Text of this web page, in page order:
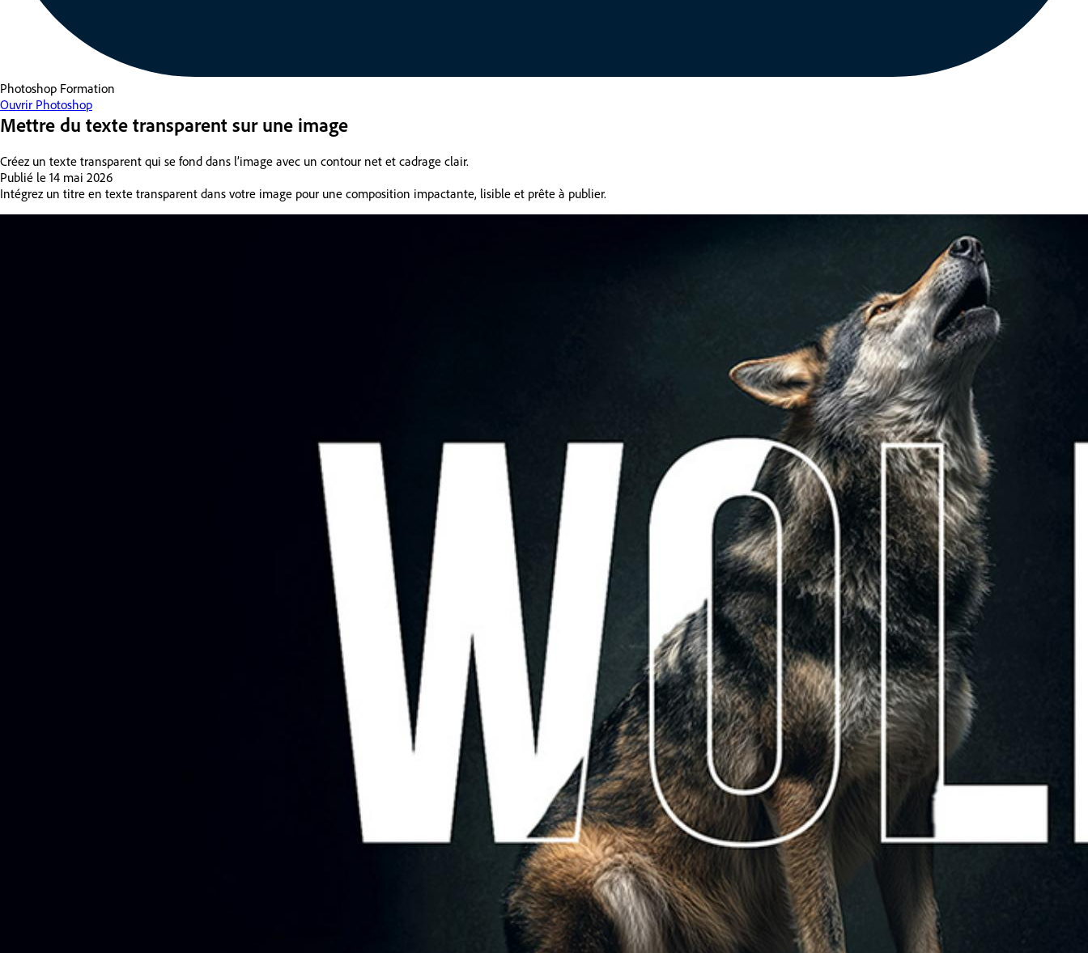
Photoshop Formation
Ouvrir Photoshop
Mettre du texte transparent sur une image
Créez un texte transparent qui se fond dans l’image avec un contour net et cadrage clair.
Publié le 14 mai 2026
Intégrez un titre en texte transparent dans votre image pour une composition impactante, lisible et prête à publier.